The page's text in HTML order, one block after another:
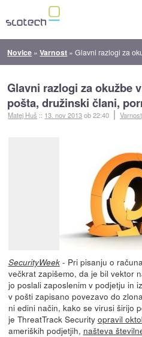
Novice »Varnost »Glavni razlogi za okužbe v
Glavni razlogi za okužbe
pošta, družinski člani,
Matej Huš :: 13. nov 2013ob 22:40 Varnost
SecurityWeek- Pri pisanju o
večkrat zapišemo, da je bil vektor
jo poslali zaposlenim v podjetju in
v pošti zapisano povezavo do
ni edini način, kako se virusi širijo
je ThreatTrack Security opravil
ameriških podjetjih, našteva